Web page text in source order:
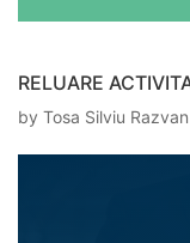
RELUARE
by Tosa Silviu Razvan